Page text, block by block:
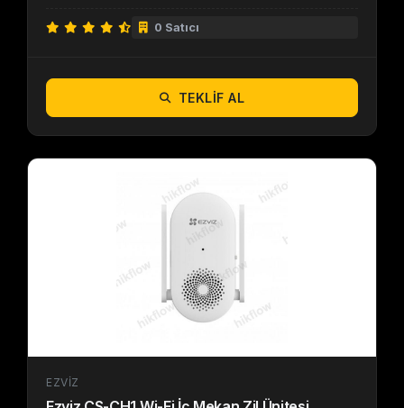
0 Satıcı
TEKLIF AL
EZVIZ